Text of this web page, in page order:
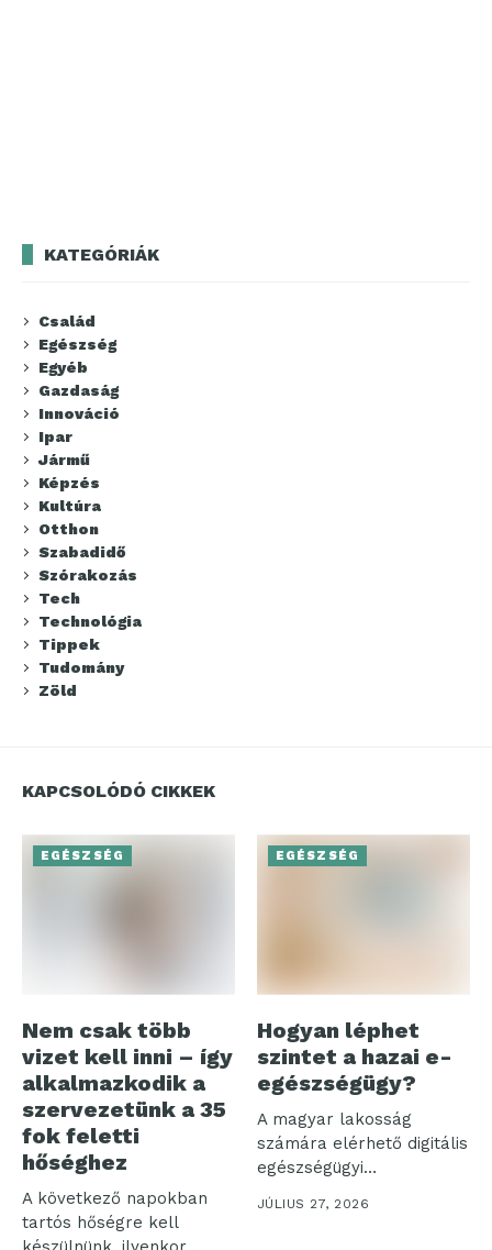
KATEGÓRIÁK
Család
Egészség
Egyéb
Gazdaság
Innováció
Ipar
Jármű
Képzés
Kultúra
Otthon
Szabadidő
Szórakozás
Tech
Technológia
Tippek
Tudomány
Zöld
KAPCSOLÓDÓ CIKKEK
EGÉSZSÉG
Nem csak több
vizet kell inni – így
alkalmazkodik a
szervezetünk a 35
fok feletti
hőséghez
A következő napokban
tartós hőségre kell
EGÉSZSÉG
Hogyan léphet
szintet a hazai e-
egészségügy?
A magyar lakosság
számára elérhető digitális
egészségügyi
ökoszisztéma három
pillére – az...
JÚLIUS 27, 2026